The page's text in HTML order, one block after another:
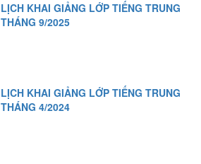
LỊCH KHAI GIẢNG LỚP TIẾNG TRUNG
THÁNG 9/2025
LỊCH KHAI GIẢNG LỚP TIẾNG TRUNG
THÁNG 4/2024